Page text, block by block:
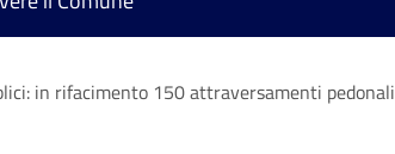
in rifacimento 150 attraversamenti pedonali